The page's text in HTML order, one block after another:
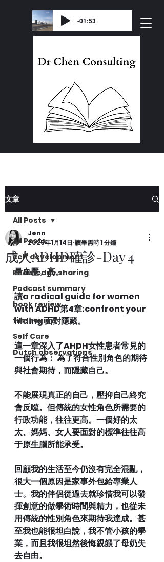
-01:53
文章
All Posts
self development
knowledge sharing
Podcast summary
book review
film review
Self Care
Dutch observations
All Posts
成人ADHD確診-Day 4
Jenn
2025年1月14日 讀畢需時 1 分鐘
量血壓。高。
讀a radical guide for women
with ADHD第4章:confront your
hiding 面對隱藏。
這一章深入了AHDH女性患者常見的
一個行為： 為了符合性別角色的期待
與社會期待，而隱藏自己。
不能展現真正的自己，壓抑自己終究
會反噬。但傳統的女性角色所需要的
行政功能，往往更高。一個好的太
太、媽媽、女人要面對的標準往往高
于原生腦所能承受。
回顧我的生活至今仍沒有完全混亂，
很大一個原因是家事外包給專業人
士。我的伴侶從過去就珍惜我可以發
揮創意的做學術時間與精力，也從未
用傳統的性別角色來期待我達成。甚
至我也能很坦白說，我不管小孩的學
業，而且我很坦然後悔親餵了母奶失
去自由。